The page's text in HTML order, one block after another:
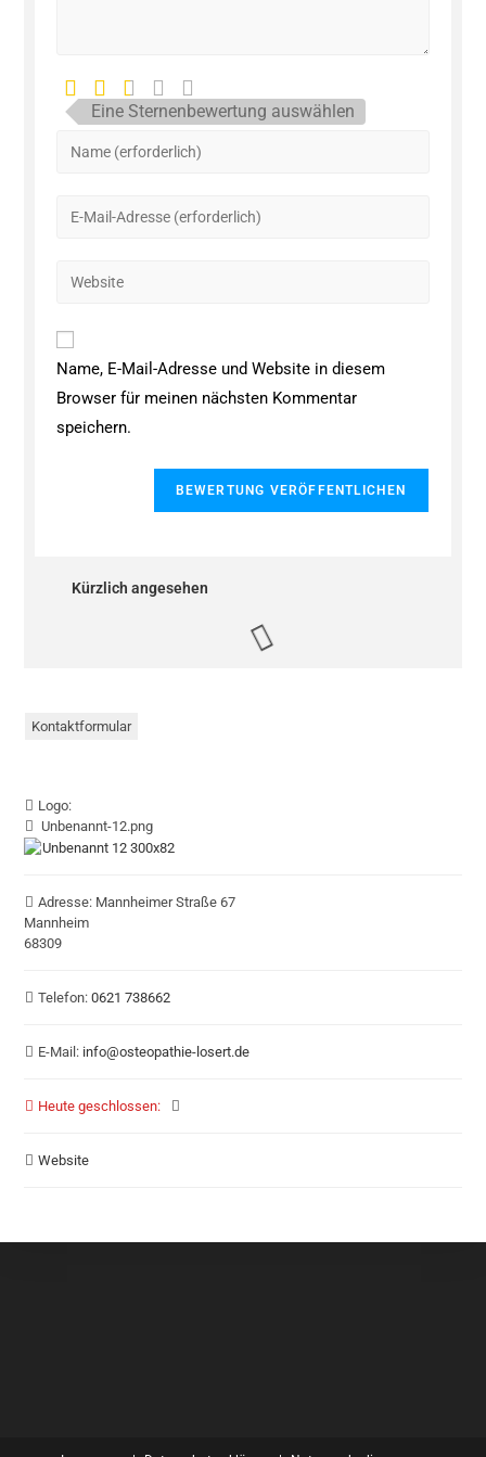
Eine Sternenbewertung auswählen
Name, E-Mail-Adresse und Website in diesem
Browser für meinen nächsten Kommentar
speichern.
Kürzlich angesehen
Kontaktformular
Logo:
Unbenannt-12.png
Adresse: Mannheimer Straße 67
Mannheim
68309
Telefon: 0621 738662
E-Mail: info@osteopathie-losert.de
Heute geschlossen:
Website